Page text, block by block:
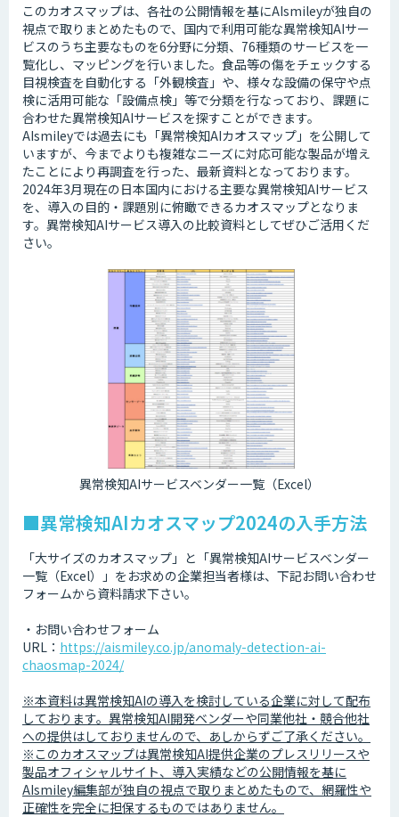
このカオスマップは、各社の公開情報を基にAIsmileyが独自の
視点で取りまとめたもので、国内で利用可能な異常検知AIサー
ビスのうち主要なものを6分野に分類、76種類のサービスを一
覧化し、マッピングを行いました。食品等の傷をチェックする
目視検査を自動化する「外観検査」や、様々な設備の保守や点
検に活用可能な「設備点検」等で分類を行なっており、課題に
合わせた異常検知AIサービスを探すことができます。
AIsmileyでは過去にも「異常検知AIカオスマップ」を公開して
いますが、今までよりも複雑なニーズに対応可能な製品が増え
たことにより再調査を行った、最新資料となっております。
2024年3月現在の日本国内における主要な異常検知AIサービス
を、導入の目的・課題別に俯瞰できるカオスマップとなりま
す。異常検知AIサービス導入の比較資料としてぜひご活用くだ
さい。
異常検知AIサービスベンダー一覧（Excel）
■異常検知AIカオスマップ2024の入手方法
「大サイズのカオスマップ」と「異常検知AIサービスベンダー
一覧（Excel）」をお求めの企業担当者様は、下記お問い合わせ
フォームから資料請求下さい。
・お問い合わせフォーム
URL： https://aismiley.co.jp/anomaly-detection-ai-
chaosmap-2024/
※本資料は異常検知AIの導入を検討している企業に対して配布
しております。異常検知AI開発ベンダーや同業他社・競合他社
への提供はしておりませんので、あしからずご了承ください。
※このカオスマップは異常検知AI提供企業のプレスリリースや
製品オフィシャルサイト、導入実績などの公開情報を基に
AIsmiley編集部が独自の視点で取りまとめたもので、網羅性や
正確性を完全に担保するものではありません。